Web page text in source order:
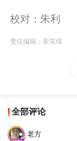
校对：朱利
责任编辑： 朱笑熺
全部评论
老方